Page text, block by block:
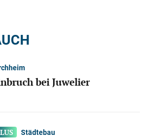
bei Juwelier
Städtebau